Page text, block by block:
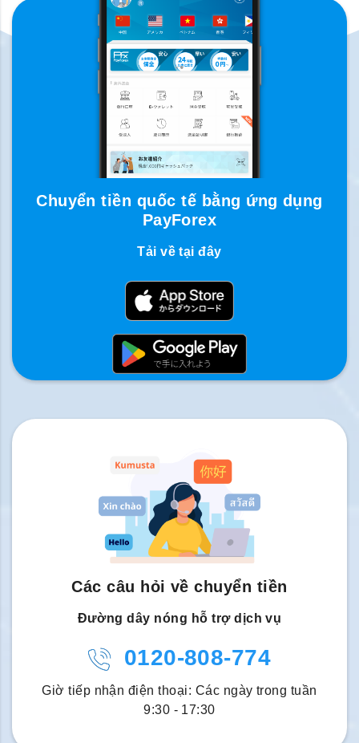
Chuyển tiền quốc tế bằng ứng dụng
PayForex
Tải về tại đây
Các câu hỏi về chuyển tiền
Đường dây nóng hỗ trợ dịch vụ
0120-808-774
Giờ tiếp nhận điện thoại: Các ngày trong tuần
9:30 - 17:30